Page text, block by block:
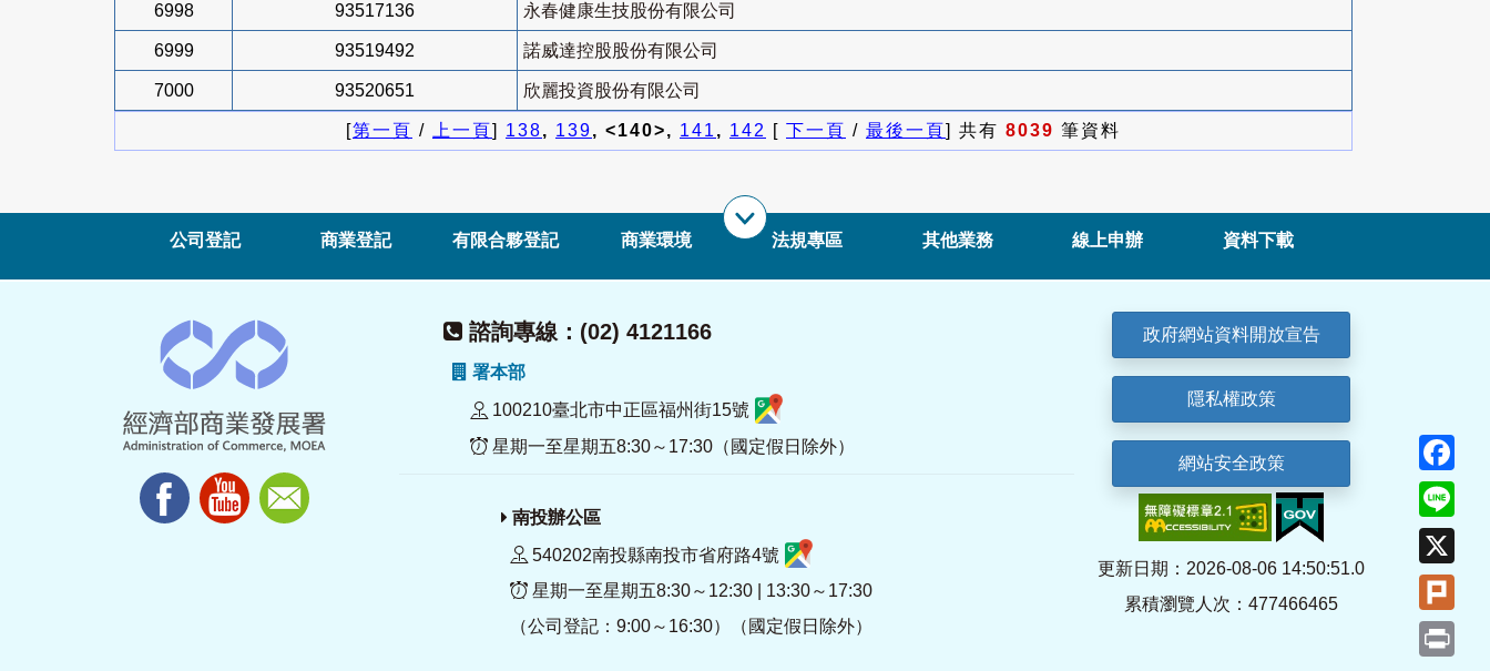
6998 93517136 永春健康生技股份有限公司
6999 93519492 諾威達控股股份有限公司
7000 93520651 欣麗投資股份有限公司
[第一頁 / 上一頁] 138, 139, <140>, 141, 142 [ 下一頁 / 最後一頁] 共有 8039 筆資料
公司登記 商業登記 有限合夥登記 商業環境 法規專區 其他業務 線上申辦 資料下載
諮詢專線：(02) 4121166
署本部
100210臺北市中正區福州街15號
星期一至星期五8:30～17:30（國定假日除外）
南投辦公區
540202南投縣南投市省府路4號
星期一至星期五8:30～12:30 | 13:30～17:30
（公司登記：9:00～16:30）（國定假日除外）
政府網站資料開放宣告
隱私權政策
網站安全政策
更新日期：2026-08-06 14:50:51.0
累積瀏覽人次：477466465